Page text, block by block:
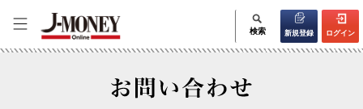
検索 新規登録 ログイン